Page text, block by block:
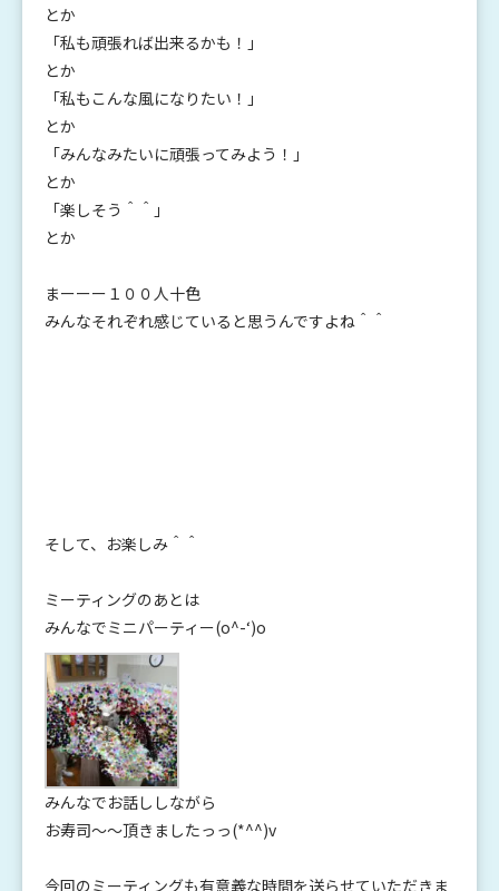
とか
「私も頑張れば出来るかも！」
とか
「私もこんな風になりたい！」
とか
「みんなみたいに頑張ってみよう！」
とか
「楽しそう＾＾」
とか
まーーー１００人十色
みんなそれぞれ感じていると思うんですよね＾＾
そして、お楽しみ＾＾
ミーティングのあとは
みんなでミニパーティー(o^-‘)o
みんなでお話ししながら
お寿司～～頂きましたっっ(*^^)v
今回のミーティングも有意義な時間を送らせていただきま